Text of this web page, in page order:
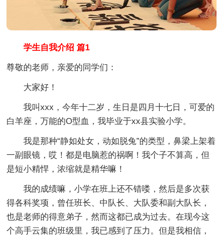
学生自我介绍 篇1
尊敬的老师，亲爱的同学们：
大家好！
我叫xxx，今年十二岁，生日是四月十七日，可爱的
白羊座，万能的O型血，我毕业于xx县实验小学。
我是那种“静如处女，动如脱兔”的类型，鼻梁上架着
一副眼镜，哎！都是电脑惹的祸啊！我个子不算高，但
是短小精悍，浓缩就是精华嘛！
我的成绩嘛，小学在班上还不错喽，然后是多次获
得各科奖项，曾任班长、中队长、大队委和副大队长，
也是老师的得意弟子，然而这都已成为过去。在现今这
个高手云集的班级里，我已感到了压力。但是我相信，